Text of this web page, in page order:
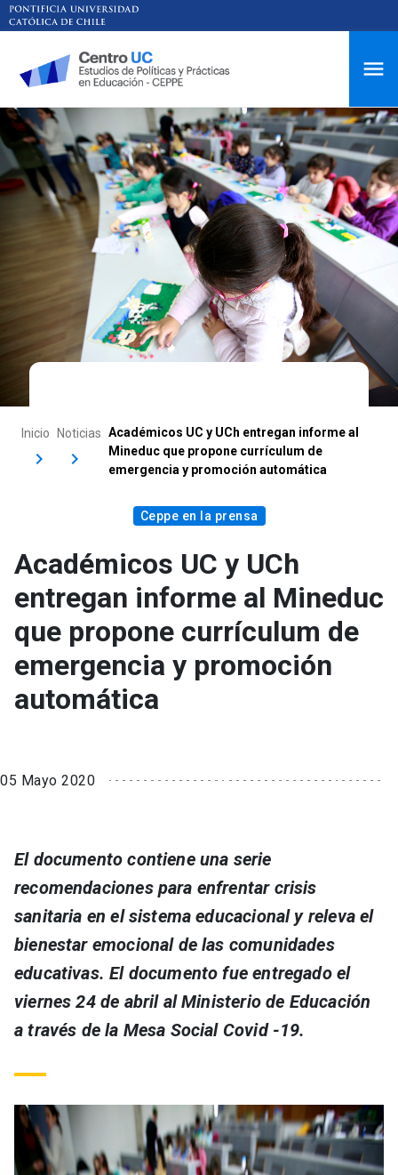
Inicio Noticias Académicos UC y UCh entregan informe al
Mineduc que propone currículum de
emergencia y promoción automática
Ceppe en la prensa
Académicos UC y UCh
entregan informe al Mineduc
que propone currículum de
emergencia y promoción
automática
05 Mayo 2020
El documento contiene una serie
recomendaciones para enfrentar crisis
sanitaria en el sistema educacional y releva el
bienestar emocional de las comunidades
educativas. El documento fue entregado el
viernes 24 de abril al Ministerio de Educación
a través de la Mesa Social Covid -19.